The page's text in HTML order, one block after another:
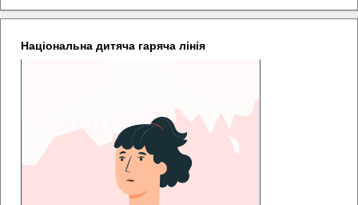
Національна дитяча гаряча лінія